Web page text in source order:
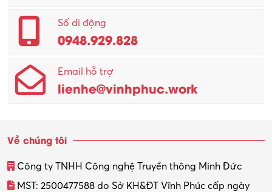
Số di động
0948.929.828
Email hỗ trợ
lienhe@vinhphuc.work
Về chúng tôi
Công ty TNHH Công nghệ Truyền thông Minh Đức
MST: 2500477588 do Sở KH&ĐT Vĩnh Phúc cấp ngày